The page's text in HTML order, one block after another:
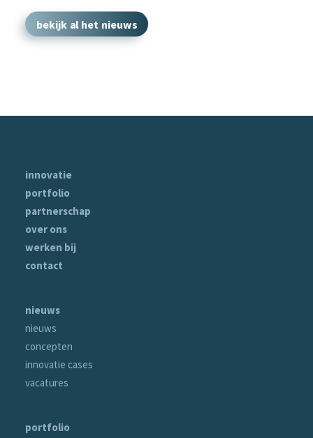
bekijk al het nieuws
innovatie
portfolio
partnerschap
over ons
werken bij
contact
nieuws
nieuws
concepten
innovatie cases
vacatures
portfolio